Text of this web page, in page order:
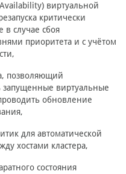
виртуальной
критически
в случае сбоя
приоритета и с учётом
позволяющий
запущенные виртуальные
обновление
для автоматической
хостами кластера,
состояния